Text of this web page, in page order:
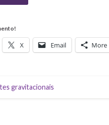
X Email More
gravitacionais